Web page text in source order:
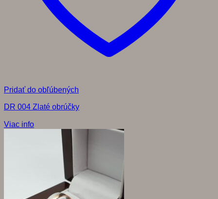
Pridať do obľúbených
DR 004 Zlaté obrúčky
Viac info